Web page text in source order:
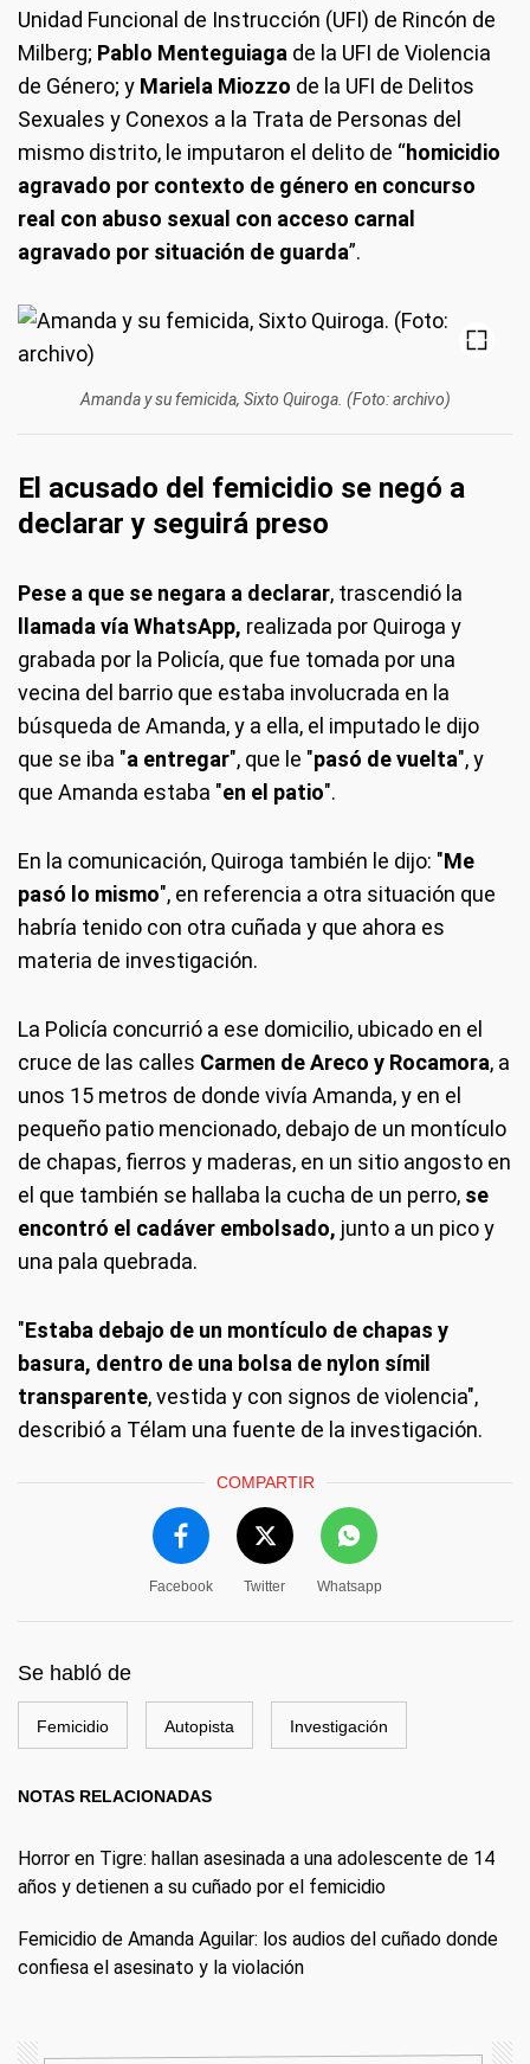
Unidad Funcional de Instrucción (UFI) de Rincón de
Milberg; Pablo Menteguiaga de la UFI de Violencia
de Género; y Mariela Miozzo de la UFI de Delitos
Sexuales y Conexos a la Trata de Personas del
mismo distrito, le imputaron el delito de “homicidio
agravado por contexto de género en concurso
real con abuso sexual con acceso carnal
agravado por situación de guarda”.
Amanda y su femicida, Sixto Quiroga. (Foto: archivo)
El acusado del femicidio se negó a
declarar y seguirá preso
Pese a que se negara a declarar, trascendió la
llamada vía WhatsApp, realizada por Quiroga y
grabada por la Policía, que fue tomada por una
vecina del barrio que estaba involucrada en la
búsqueda de Amanda, y a ella, el imputado le dijo
que se iba "a entregar", que le "pasó de vuelta", y
que Amanda estaba "en el patio".
En la comunicación, Quiroga también le dijo: "Me
pasó lo mismo", en referencia a otra situación que
habría tenido con otra cuñada y que ahora es
materia de investigación.
La Policía concurrió a ese domicilio, ubicado en el
cruce de las calles Carmen de Areco y Rocamora, a
unos 15 metros de donde vivía Amanda, y en el
pequeño patio mencionado, debajo de un montículo
de chapas, fierros y maderas, en un sitio angosto en
el que también se hallaba la cucha de un perro, se
encontró el cadáver embolsado, junto a un pico y
una pala quebrada.
"Estaba debajo de un montículo de chapas y
basura, dentro de una bolsa de nylon símil
transparente, vestida y con signos de violencia",
describió a Télam una fuente de la investigación.
COMPARTIR
Facebook Twitter Whatsapp
Se habló de
Femicidio Autopista Investigación
NOTAS RELACIONADAS
Horror en Tigre: hallan asesinada a una adolescente de 14
años y detienen a su cuñado por el femicidio
Femicidio de Amanda Aguilar: los audios del cuñado donde
confiesa el asesinato y la violación